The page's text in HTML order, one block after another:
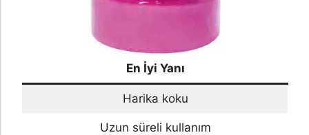
En İyi Yanı
Harika koku
Uzun süreli kullanım